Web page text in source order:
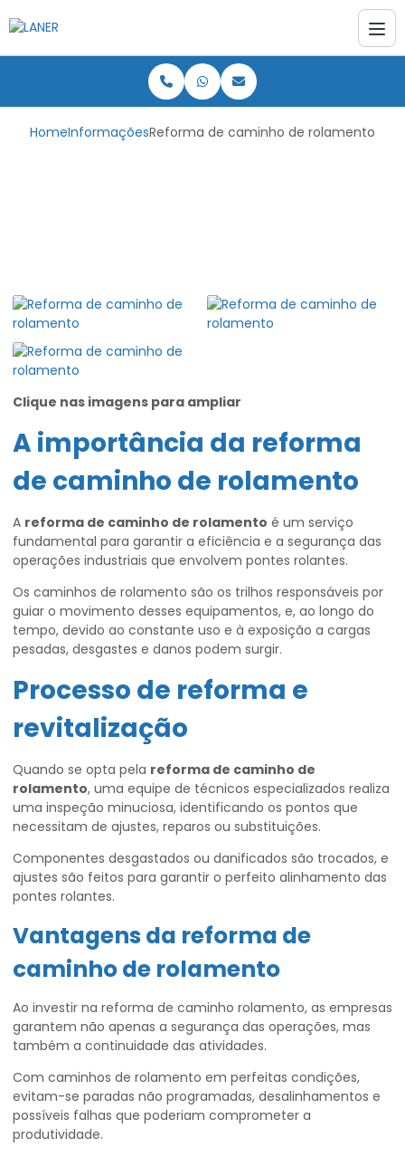
HomeInformaçõesReforma de caminho de rolamento
Clique nas imagens para ampliar
A importância da reforma
de caminho de rolamento
A reforma de caminho de rolamento é um serviço
fundamental para garantir a eficiência e a segurança das
operações industriais que envolvem pontes rolantes.
Os caminhos de rolamento são os trilhos responsáveis por
guiar o movimento desses equipamentos, e, ao longo do
tempo, devido ao constante uso e à exposição a cargas
pesadas, desgastes e danos podem surgir.
Processo de reforma e
revitalização
Quando se opta pela reforma de caminho de
rolamento, uma equipe de técnicos especializados realiza
uma inspeção minuciosa, identificando os pontos que
necessitam de ajustes, reparos ou substituições.
Componentes desgastados ou danificados são trocados, e
ajustes são feitos para garantir o perfeito alinhamento das
pontes rolantes.
Vantagens da reforma de
caminho de rolamento
Ao investir na reforma de caminho rolamento, as empresas
garantem não apenas a segurança das operações, mas
também a continuidade das atividades.
Com caminhos de rolamento em perfeitas condições,
evitam-se paradas não programadas, desalinhamentos e
possíveis falhas que poderiam comprometer a
produtividade.